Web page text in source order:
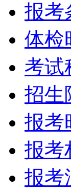
报考
体检
考试
招生
报考
报考
报考